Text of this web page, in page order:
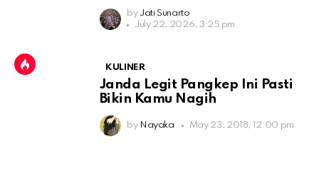
by Jati Sunarto
July 22, 2026, 3:25 pm
KULINER
Janda Legit Pangkep Ini Pasti
Bikin Kamu Nagih
by Nayaka May 23, 2018, 12:00 pm